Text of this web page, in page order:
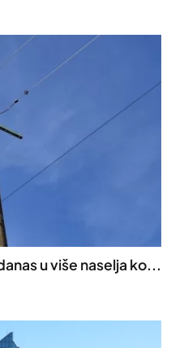
u više naselja ko...